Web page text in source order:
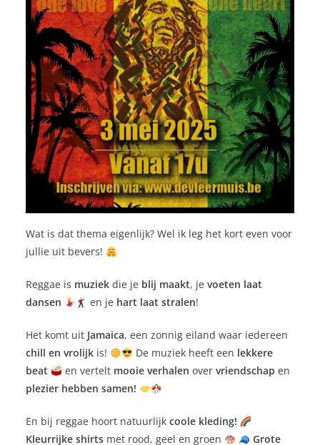
Wat is dat thema eigenlijk? Wel ik leg het kort even voor
jullie uit bevers!
Reggae is muziek die je blij maakt, je voeten laat
dansen
en je hart laat stralen!
Het komt uit Jamaica, een zonnig eiland waar iedereen
chill en vrolijk is! De muziek heeft een lekkere
beat
en vertelt mooie verhalen over vriendschap en
plezier hebben samen!
En bij reggae hoort natuurlijk coole kleding!
Kleurrijke shirts met rood, geel en groen
Grote